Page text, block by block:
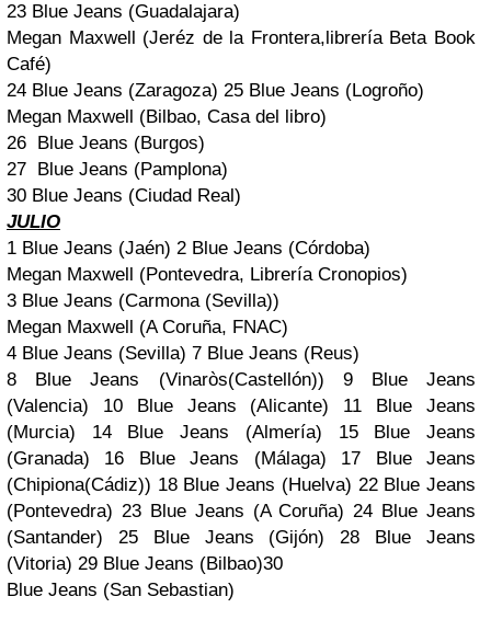
23 Blue Jeans (Guadalajara)
Megan Maxwell (Jeréz de la Frontera,librería Beta Book
Café)
24 Blue Jeans (Zaragoza) 25 Blue Jeans (Logroño)
Megan Maxwell (Bilbao, Casa del libro)
26 Blue Jeans (Burgos)
27 Blue Jeans (Pamplona)
30 Blue Jeans (Ciudad Real)
JULIO
1 Blue Jeans (Jaén) 2 Blue Jeans (Córdoba)
Megan Maxwell (Pontevedra, Librería Cronopios)
3 Blue Jeans (Carmona (Sevilla))
Megan Maxwell (A Coruña, FNAC)
4 Blue Jeans (Sevilla) 7 Blue Jeans (Reus)
8 Blue Jeans (Vinaròs(Castellón)) 9Blue Jeans
(Valencia) 10Blue Jeans (Alicante) 11 Blue Jeans
(Murcia) 14Blue Jeans (Almería) 15Blue Jeans
(Granada) 16 Blue Jeans (Málaga) 17 Blue Jeans
(Chipiona(Cádiz)) 18Blue Jeans (Huelva) 22Blue Jeans
(Pontevedra) 23Blue Jeans (A Coruña)24 Blue Jeans
(Santander) 25Blue Jeans (Gijón)28 Blue Jeans
(Vitoria) 29 Blue Jeans (Bilbao)30
Blue Jeans (San Sebastian)